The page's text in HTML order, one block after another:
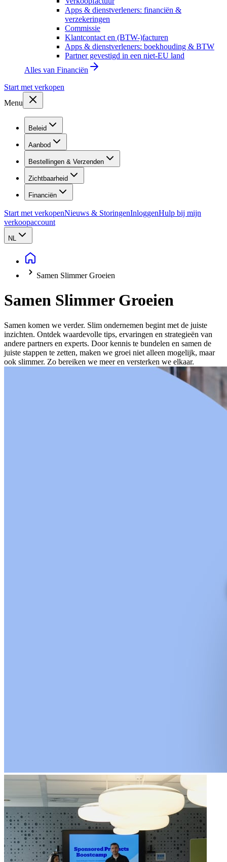
Apps & dienstverleners: financiën &
verzekeringen
Commissie
Klantcontact en (BTW-)facturen
Apps & dienstverleners: boekhouding & BTW
Partner gevestigd in een niet-EU land
Alles van Financiën
Start met verkopen
Menu
Beleid
Aanbod
Bestellingen & Verzenden
Zichtbaarheid
Financiën
Start met verkopenNieuws & StoringenInloggenHulp bij mijn
verkoopaccount
NL
Samen Slimmer Groeien
Samen Slimmer Groeien
Samen komen we verder. Slim ondernemen begint met de juiste
inzichten. Ontdek waardevolle tips, ervaringen en strategieën van
andere partners en experts. Door kennis te bundelen en samen de
juiste stappen te zetten, maken we groei niet alleen mogelijk, maar
ook slimmer. Zo bereiken we meer en versterken we elkaar.